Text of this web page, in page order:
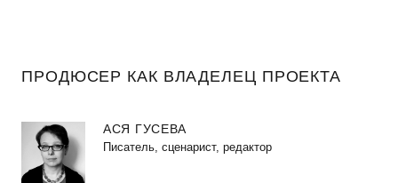
ПРОДЮСЕР КАК ВЛАДЕЛЕЦ ПРОЕКТА
АСЯ ГУСЕВА
Писатель, сценарист, редактор